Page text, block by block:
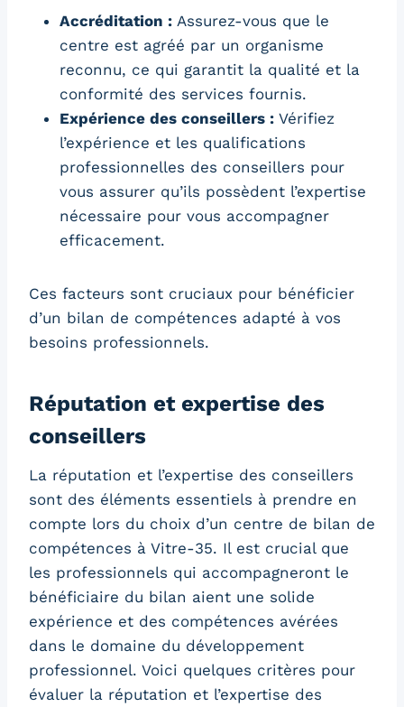
Accréditation : Assurez-vous que le
centre est agréé par un organisme
reconnu, ce qui garantit la qualité et la
conformité des services fournis.
Expérience des conseillers : Vérifiez
l’expérience et les qualifications
professionnelles des conseillers pour
vous assurer qu’ils possèdent l’expertise
nécessaire pour vous accompagner
efficacement.
Ces facteurs sont cruciaux pour bénéficier
d’un bilan de compétences adapté à vos
besoins professionnels.
Réputation et expertise des
conseillers
La réputation et l’expertise des conseillers
sont des éléments essentiels à prendre en
compte lors du choix d’un centre de bilan de
compétences à Vitre-35. Il est crucial que
les professionnels qui accompagneront le
bénéficiaire du bilan aient une solide
expérience et des compétences avérées
dans le domaine du développement
professionnel. Voici quelques critères pour
évaluer la réputation et l’expertise des